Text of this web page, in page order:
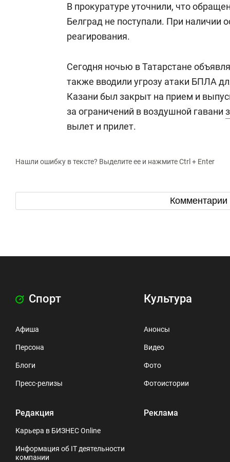
В прокуратуре уточнили, что
Белград не поступали. При наличии
реагирования.
Сегодня ночью в Татарстане
также вводили угрозу атаки БПЛА
Казани был закрыт на прием и
за ограничений в воздушной гавани
вылет и прилет.
Нашли ошибку в тексте? Выделите ее и нажмите Ctrl + Enter
Комментарии
Спорт
Афиша
Персона
Блоги
Пресс-релизы
Редакция
Карьера в БИЗНЕС Online
Информация об IT деятельности
компании
Культура
Анонсы
Видео
Фото
Фотоистории
Реклама